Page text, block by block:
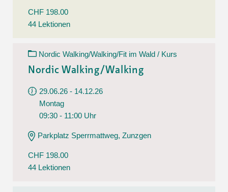
CHF 198.00
44 Lektionen
Nordic Walking/Walking/Fit im Wald / Kurs
Nordic Walking/Walking
29.06.26 - 14.12.26
Montag
09:30 - 11:00 Uhr
Parkplatz Sperrmattweg, Zunzgen
CHF 198.00
44 Lektionen